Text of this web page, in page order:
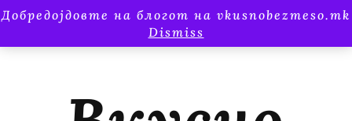
Добредојдовте на блогот на vkusnobezmeso.mk
Dismiss